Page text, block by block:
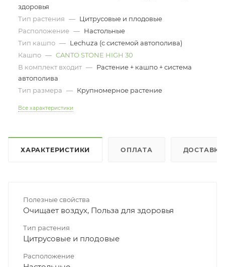
здоровья
Тип растения — Цитрусовые и плодовые
Расположение — Настольные
Тип кашпо — Lechuza (с системой автополива)
Кашпо — CANTO STONE HIGH 30
В комплект входит — Растение + кашпо + система
автополива
Тип размера — Крупномерное растение
Все характеристики
ХАРАКТЕРИСТИКИ ОПЛАТА ДОСТАВКА
Полезные свойства
Очищает воздух, Польза для здоровья
Тип растения
Цитрусовые и плодовые
Расположение